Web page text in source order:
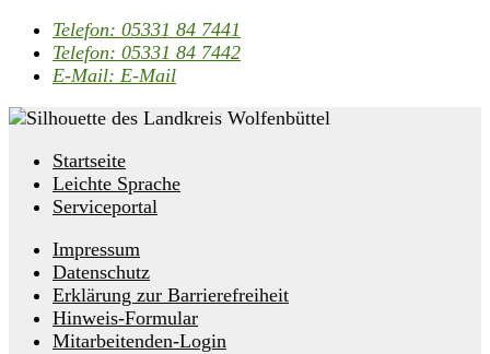
Telefon: 05331 84 7441
Telefon: 05331 84 7442
E-Mail: E-Mail
Startseite
Leichte Sprache
Serviceportal
Impressum
Datenschutz
Erklärung zur Barrierefreiheit
Hinweis-Formular
Mitarbeitenden-Login